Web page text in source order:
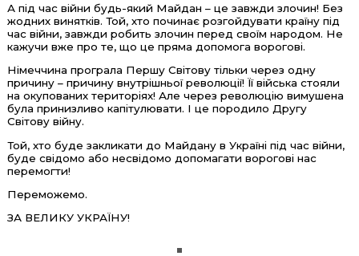
А під час війни будь-який Майдан – це завжди злочин! Без
жодних винятків. Той, хто починає розгойдувати країну під
час війни, завжди робить злочин перед своїм народом. Не
кажучи вже про те, що це пряма допомога ворогові.
Німеччина програла Першу Світову тільки через одну
причину – причину внутрішньої революції! Її війська стояли
на окупованих територіях! Але через революцію вимушена
була принизливо капітулювати. І це породило Другу
Світову війну.
Той, хто буде закликати до Майдану в Україні під час війни,
буде свідомо або несвідомо допомагати ворогові нас
перемогти!
Переможемо.
ЗА ВЕЛИКУ УКРАЇНУ!